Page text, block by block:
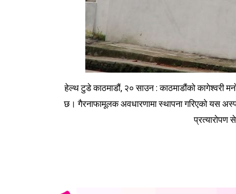
हेल्थ टुडे काठमाडौं, २० साउन : काठमाडौंको कागेश्वरी
छ। गैरनाफामूलक अवधारणामा स्थापना गरिएको यस
प्रत्यारोपण